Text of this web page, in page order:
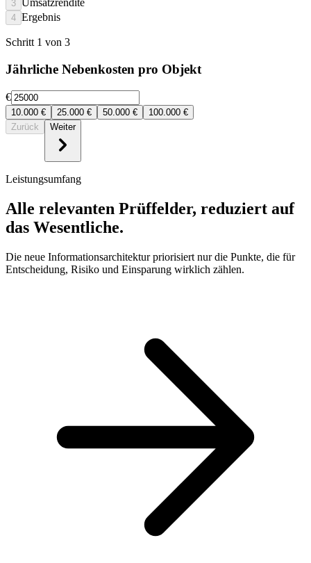
3 Umsatzrendite
4 Ergebnis
Schritt 1 von 3
Jährliche Nebenkosten pro Objekt
€
10.000 € 25.000 € 50.000 € 100.000 €
Zurück
Weiter
Leistungsumfang
Alle relevanten Prüffelder, reduziert auf
das Wesentliche.
Die neue Informationsarchitektur priorisiert nur die Punkte, die für
Entscheidung, Risiko und Einsparung wirklich zählen.